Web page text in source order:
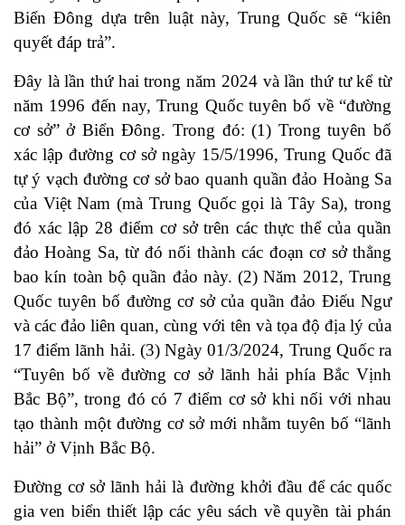
Biển Đông dựa trên luật này, Trung Quốc sẽ “kiên
quyết đáp trả”.
Đây là lần thứ hai trong năm 2024 và lần thứ tư kể từ
năm 1996 đến nay, Trung Quốc tuyên bố về “đường
cơ sở” ở Biển Đông. Trong đó: (1) Trong tuyên bố
xác lập đường cơ sở ngày 15/5/1996, Trung Quốc đã
tự ý vạch đường cơ sở bao quanh quần đảo Hoàng Sa
của Việt Nam (mà Trung Quốc gọi là Tây Sa), trong
đó xác lập 28 điểm cơ sở trên các thực thể của quần
đảo Hoàng Sa, từ đó nối thành các đoạn cơ sở thẳng
bao kín toàn bộ quần đảo này. (2) Năm 2012, Trung
Quốc tuyên bố đường cơ sở của quần đảo Điếu Ngư
và các đảo liên quan, cùng với tên và tọa độ địa lý của
17 điểm lãnh hải. (3) Ngày 01/3/2024, Trung Quốc ra
“Tuyên bố về đường cơ sở lãnh hải phía Bắc Vịnh
Bắc Bộ”, trong đó có 7 điểm cơ sở khi nối với nhau
tạo thành một đường cơ sở mới nhằm tuyên bố “lãnh
hải” ở Vịnh Bắc Bộ.
Đường cơ sở lãnh hải là đường khởi đầu để các quốc
gia ven biển thiết lập các yêu sách về quyền tài phán